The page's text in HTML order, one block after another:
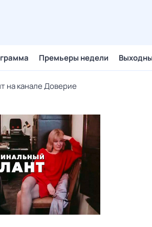
Премьеры недели
на канале Доверие